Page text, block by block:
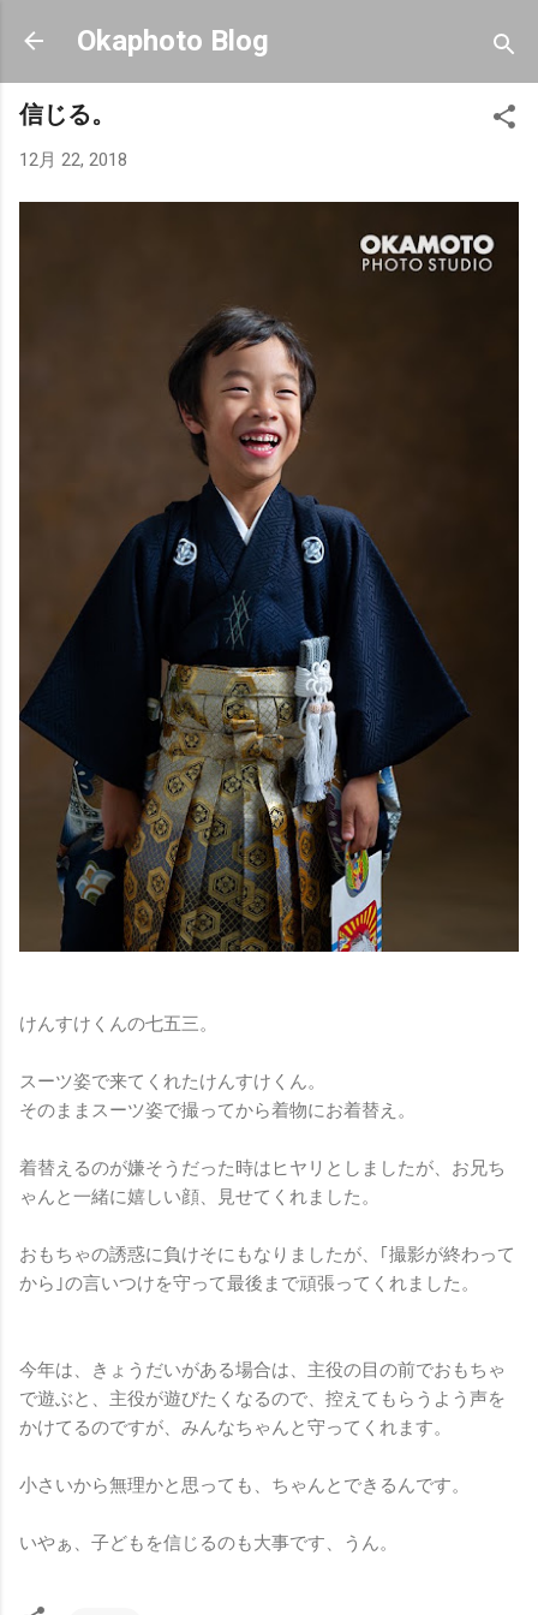
スキップしてメイン コンテンツに移動
Okaphoto Blog
信じる。
12月 22, 2018
けんすけくんの七五三。
スーツ姿で来てくれたけんすけくん。
そのままスーツ姿で撮ってから着物にお着替え。
着替えるのが嫌そうだった時はヒヤリとしましたが、お兄ち
ゃんと一緒に嬉しい顔、見せてくれました。
おもちゃの誘惑に負けそにもなりましたが、｢撮影が終わって
から｣の言いつけを守って最後まで頑張ってくれました。
今年は、きょうだいがある場合は、主役の目の前でおもちゃ
で遊ぶと、主役が遊びたくなるので、控えてもらうよう声を
かけてるのですが、みんなちゃんと守ってくれます。
小さいから無理かと思っても、ちゃんとできるんです。
いやぁ、子どもを信じるのも大事です、うん。